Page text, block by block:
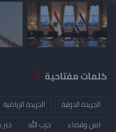
كلمات مفتاحية
الجريدة الدولية الجريدة الرياضية
امن وقضاء
حزب الله خبر